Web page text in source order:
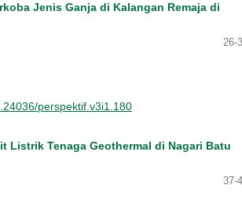
Jenis Ganja di Kalangan Remaja di
26-
perspektif.v3i1.180
Listrik Tenaga Geothermal di Nagari Batu
37-